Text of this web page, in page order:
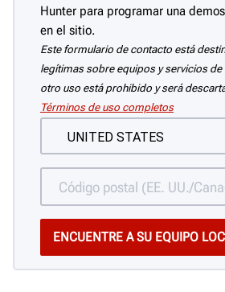
Hunter para programar una
en el sitio.
Este formulario de contacto está
legítimas sobre equipos y servicios de
otro uso está prohibido y será
Términos de uso completos